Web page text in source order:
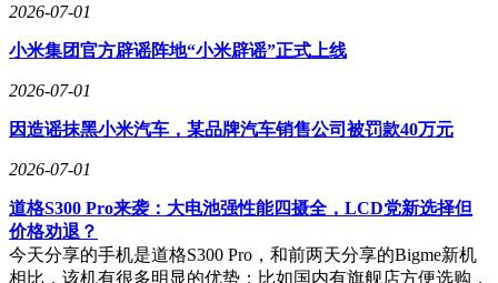
2026-07-01
小米集团官方辟谣阵地“小米辟谣”正式上线
2026-07-01
因造谣抹黑小米汽车，某品牌汽车销售公司被罚款40万元
2026-07-01
道格S300 Pro来袭：大电池强性能四摄全，LCD党新选择但
价格劝退？
今天分享的手机是道格S300 Pro，和前两天分享的Bigme新机
相比，该机有很多明显的优势：比如国内有旗舰店方便选购，